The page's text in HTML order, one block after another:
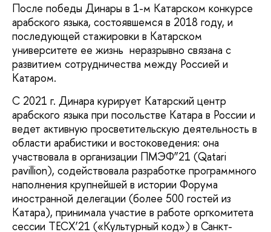
После победы Динары в 1-м Катарском конкурсе
арабского языка, состоявшемся в 2018 году, и
последующей стажировки в Катарском
университете ее жизнь неразрывно связана с
развитием сотрудничества между Россией и
Катаром.
С 2021 г. Динара курирует Катарский центр
арабского языка при посольстве Катара в России и
ведет активную просветительскую деятельность в
области арабистики и востоковедения: она
участвовала в организации ПМЭФ”21 (Qatari
pavillion), содействовала разработке программного
наполнения крупнейшей в истории Форума
иностранной делегации (более 500 гостей из
Катара), принимала участие в работе оргкомитета
сессии TECX’21 («Культурный код») в Санкт-